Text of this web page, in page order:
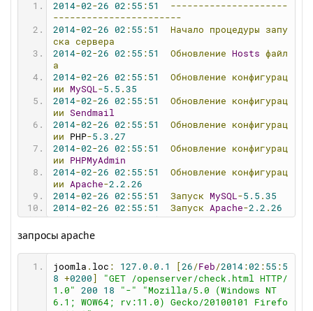
2014-02-26 02 : 55 : 51
---------------------
-----------------------
2014-02-26 02 : 55 : 51 Начало процедуры
запу
ска
сервера
2014-02-26 02 : 55 : 51 Обновление Hosts файл
а
2014-02-26 02 : 55 : 51 Обновление
конфигурац
ии
MySQL-5.5 . 35
2014-02-26 02 : 55 : 51 Обновление
конфигурац
ии Sendmail
2014-02-26 02 : 55 : 51 Обновление
конфигурац
ии PHP-5.3 . 27
2014-02-26 02 : 55 : 51 Обновление
конфигурац
ии
PHPMyAdmin
2014-02-26 02 : 55 : 51 Обновление
конфигурац
ии Apache-2.2 . 26
2014-02-26 02 : 55 : 51 Запуск MySQL-5.5 . 35
2014-02-26 02 : 55 : 51 Запуск Apache-2.2 . 26
2014-02-26 02:55:51 Проверка состояния се
рвера
2014
MySQL-5.5.35
2014-02 -26 02 :56 : 07 Сбой
запуска!
2014-02 26 02 56:07
---------------------
-----------------------
2014
02-26 02: 56 : 07 Начало процедуры
оста
запросы apache
joomla . loc : 127.0 . 0.1 26 /Feb /2014 : 02 : 55 : 5
8 +0200
"GET /openserver/check.html HTTP/
1.0"
200 18 "-"
"Mozilla/5.0 (Windows NT
6.1; WOW64; rv:11.0) Gecko/20100101 Firefo